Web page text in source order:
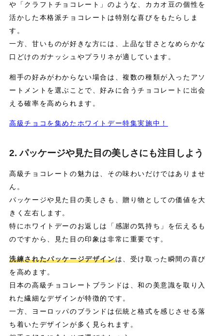
や「クラフトチョコレート」のような、カカオ豆の個性を
活かした本格派チョコレートは特別な喜びをもたらしま
す。
一方、甘いものが好きな方には、上品な甘さとなめらかな
口どけのガナッシュやプラリネが適しています。
相手の好みがわからない場合は、複数の種類が入ったアソ
ートメントを選ぶことで、好みに合うチョコレートに出会
える確率を高められます。
高級チョコを集めたホワイトデー特集実施中！
2. パッケージや見た目の美しさにも注目しよう
高級チョコレートの魅力は、その味わいだけではありませ
ん。
パッケージや見た目の美しさも、贈り物としての価値を大
きく左右します。
特にホワイトデーのお返しは「感謝の気持ち」を伝えるも
のですから、見た目の印象は非常に重要です。
洗練されたパッケージデザインは、受け取った瞬間の喜び
を高めます。
日本の高級チョコレートブランドは、和の美意識を取り入
れた繊細なデザインが特徴的です。
一方、ヨーロッパのブランドは伝統と格式を感じさせる落
ち着いたデザインが多く見られます。